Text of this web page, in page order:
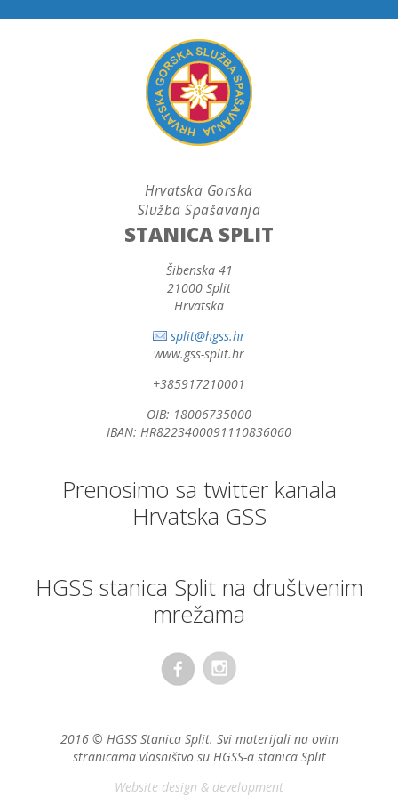
Hrvatska Gorska
Služba Spašavanja
STANICA SPLIT
Šibenska 41
21000 Split
Hrvatska
split@hgss.hr
www.gss-split.hr
+385917210001
OIB: 18006735000
IBAN: HR8223400091110836060
Prenosimo sa twitter kanala
Hrvatska GSS
HGSS stanica Split na društvenim
mrežama
2016 © HGSS Stanica Split. Svi materijali na ovim
stranicama vlasništvo su HGSS-a stanica Split
Website design & development